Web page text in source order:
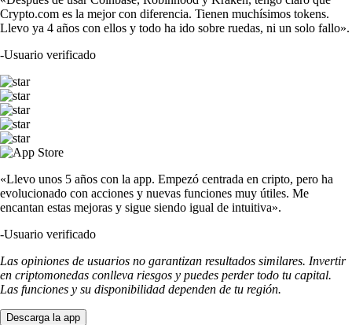
Crypto.com es la mejor con diferencia. Tienen muchísimos tokens.
Llevo ya 4 años con ellos y todo ha ido sobre ruedas, ni un solo fallo».
-Usuario verificado
«Llevo unos 5 años con la app. Empezó centrada en cripto, pero ha
evolucionado con acciones y nuevas funciones muy útiles. Me
encantan estas mejoras y sigue siendo igual de intuitiva».
-Usuario verificado
Las opiniones de usuarios no garantizan resultados similares. Invertir
en criptomonedas conlleva riesgos y puedes perder todo tu capital.
Las funciones y su disponibilidad dependen de tu región.
Descarga la app